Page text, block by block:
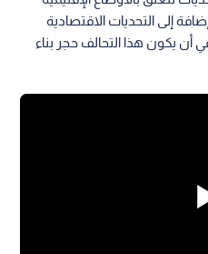
إلى التحديات الاقتصادية
أن يكون هذا التحالف حجر بناء